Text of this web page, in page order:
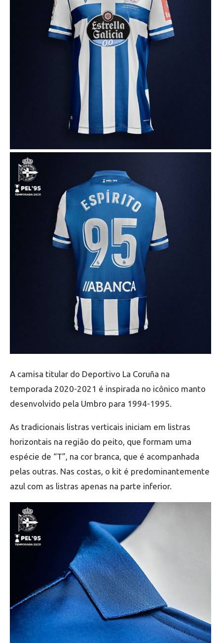
A camisa titular do Deportivo La Coruña na
temporada 2020-2021 é inspirada no icônico manto
desenvolvido pela Umbro para 1994-1995.
As tradicionais listras verticais iniciam em listras
horizontais na região do peito, que formam uma
espécie de “T”, na cor branca, que é acompanhada
pelas outras. Nas costas, o kit é predominantemente
azul com as listras apenas na parte inferior.